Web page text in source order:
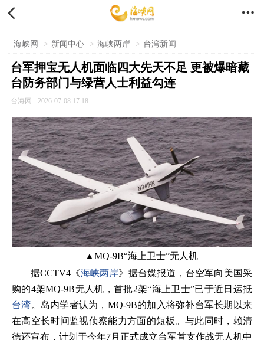
 
海峡网 > 新闻中心 > 海峡两岸 > 台湾新闻
台军押宝无人机面临四大先天不足 更被爆暗藏
台防务部门与绿营人士利益勾连
台海网 2026-07-08 17:18
▲MQ-9B“海上卫士”无人机
据CCTV4《海峡两岸》据台媒报道，台空军向美国采
购的4架MQ-9B无人机，首批2架“海上卫士”已于近日运抵
台湾。岛内学者认为，MQ-9B的加入将弥补台军长期以来
在高空长时间监视侦察能力方面的短板。与此同时，赖清
德还宣布，计划于今年7月正式成立台军首支作战无人机中